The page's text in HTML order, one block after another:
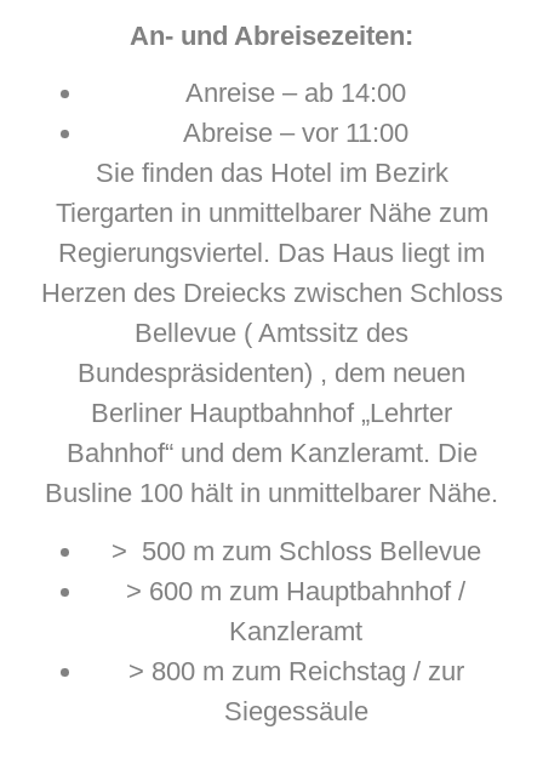
An- und Abreisezeiten:
Anreise – ab 14:00
Abreise – vor 11:00
Sie finden das Hotel im Bezirk
Tiergarten in unmittelbarer Nähe zum
Regierungsviertel. Das Haus liegt im
Herzen des Dreiecks zwischen Schloss
Bellevue ( Amtssitz des
Bundespräsidenten) , dem neuen
Berliner Hauptbahnhof „Lehrter
Bahnhof“ und dem Kanzleramt. Die
Busline 100 hält in unmittelbarer Nähe.
> 500 m zum Schloss Bellevue
> 600 m zum Hauptbahnhof /
Kanzleramt
> 800 m zum Reichstag / zur
Siegessäule